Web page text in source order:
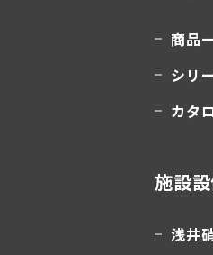
商品
シリ
カタ
施設
浅井